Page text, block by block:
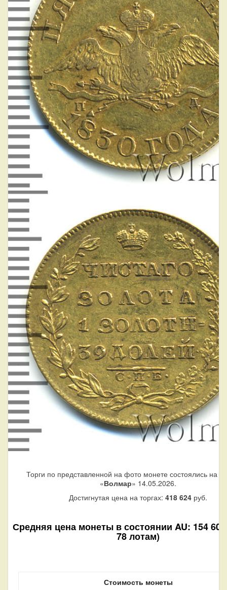
Торги по представленной на фото монете состоялись на
«Волмар» 14.05.2026.
Достигнутая цена на торгах: 418 624 руб.
Средняя цена монеты в состоянии AU: 154
78 лотам)
Стоимость монеты